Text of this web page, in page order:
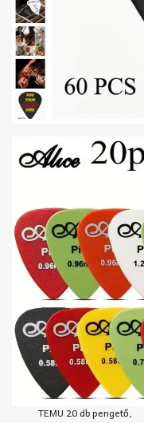
TEMU 20 db pengető,